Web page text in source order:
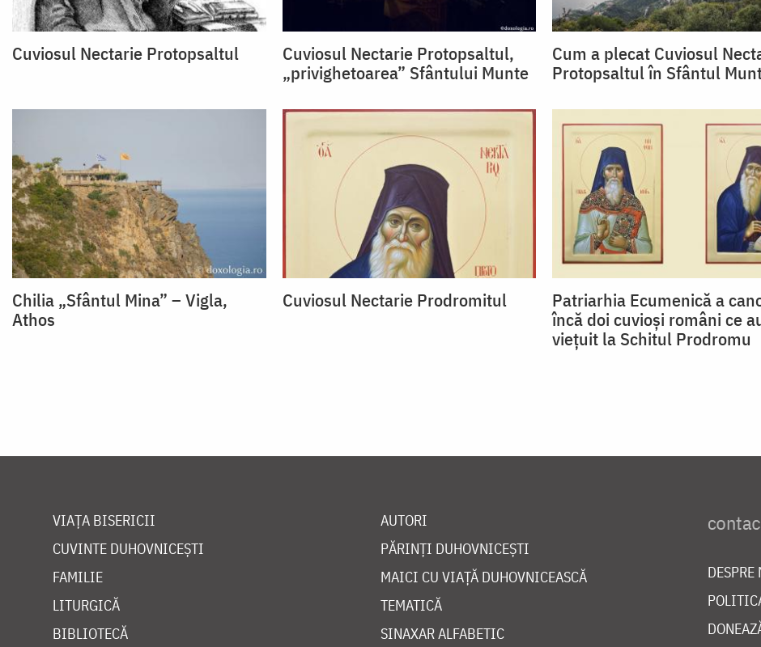
Cuviosul Nectarie Protopsaltul
Cuviosul Nectarie Protopsaltul,
„privighetoarea” Sfântului Munte
Cum a plecat Cuviosul
Protopsaltul în Sfântul
Chilia „Sfântul Mina” – Vigla,
Athos
Cuviosul Nectarie Prodromitul
Patriarhia Ecumenică a
încă doi cuvioși români ce
viețuit la Schitul Prodromu
VIAȚA BISERICII
CUVINTE DUHOVNICEȘTI
FAMILIE
LITURGICĂ
BIBLIOTECĂ
AUTORI
PĂRINȚI DUHOVNICEȘTI
MAICI CU VIAȚĂ DUHOVNICEASCĂ
TEMATICĂ
SINAXAR ALFABETIC
DESPRE